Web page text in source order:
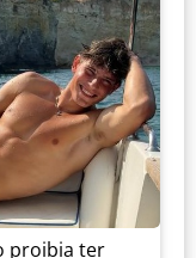
proibia ter